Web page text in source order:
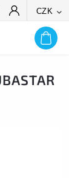
CZK
HLEDAT